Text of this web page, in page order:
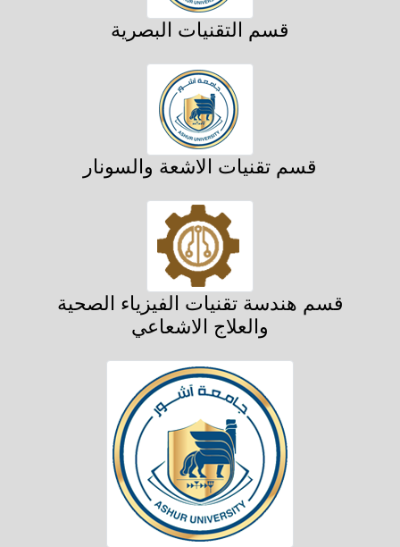
قسم التقنيات البصرية
قسم تقنيات الاشعة والسونار
قسم هندسة تقنيات الفيزياء الصحية
والعلاج الاشعاعي